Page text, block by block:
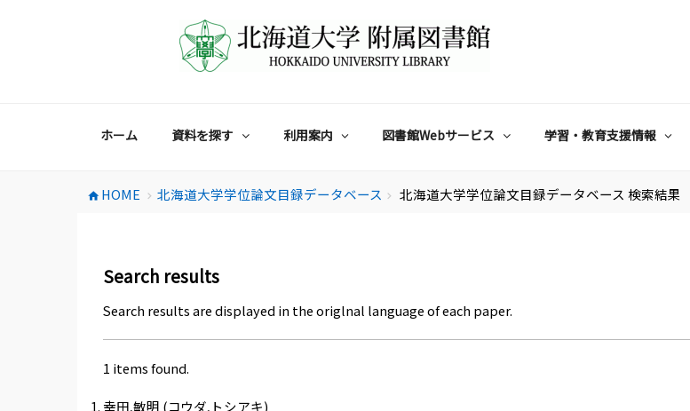
ホーム 資料を探す 利用案内 図書館Webサービス 学習・教育支援情報
home HOME chevron_right 北海道大学学位論文目録データベース chevron_right 北海道大学学位論文目録データベース 検索結果
Search results
Search results are displayed in the origlnal language of each paper.
1 items found.
幸田,敏明 (コウダ,トシアキ)